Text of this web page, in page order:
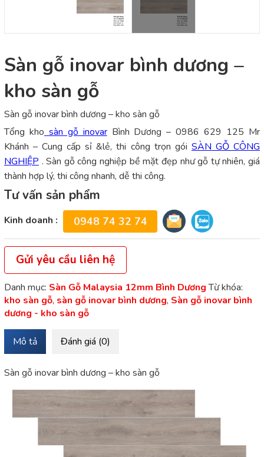
Sàn gỗ inovar bình dương –
kho sàn gỗ
Sàn gỗ inovar bình dương – kho sàn gỗ
Tổng kho sàn gỗ inovarBình Dương – 0986 629 125 Mr
Khánh – Cung cấp sỉ &lẻ, thi công trọn gói SÀN GỖ CÔNG
NGHIỆP . Sàn gỗ công nghiệp bề mặt đẹp như gỗ tự nhiên, giá
thành hợp lý, thi công nhanh, dễ thi công.
Tư vấn sản phẩm
Kinh doanh : 0948 74 32 74
Gửi yêu cầu liên hệ
Danh mục: Sàn Gỗ Malaysia 12mm Bình Dương Từ khóa:
kho sàn gỗ, sàn gỗ inovar bình dương, Sàn gỗ inovar bình
dương - kho sàn gỗ
Mô tả Đánh giá (0)
Sàn gỗ inovar bình dương – kho sàn gỗ